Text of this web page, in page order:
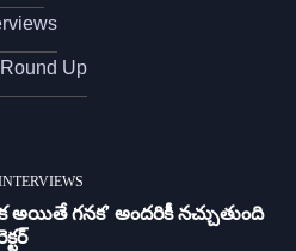
Up
అయితే గ‌న‌క‌’ అందరికీ నచ్చుతుంది